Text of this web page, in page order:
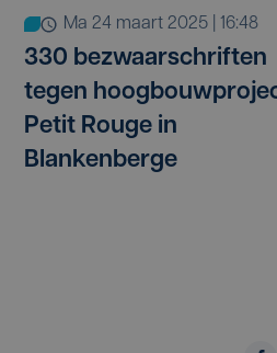
ma 24 maart 2025 | 16:48
330 bezwaarschriften
tegen
Petit Rouge in
Blankenberge